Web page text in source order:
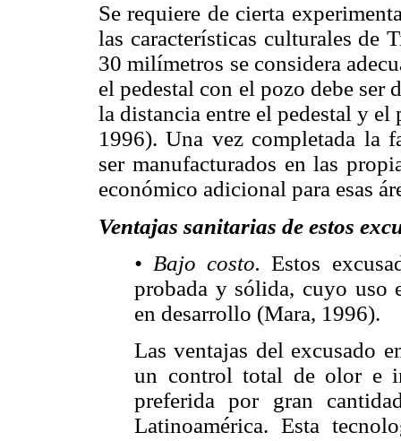
Se requiere de cierta
las características culturales de
30 milímetros se considera
el pedestal con el pozo debe ser
la distancia entre el pedestal y el
1996). Una vez completada la
ser manufacturados en las
económico adicional para esas
Ventajas sanitarias de estos
• Bajo costo. Estos
probada y sólida, cuyo uso
en desarrollo (Mara, 1996).
Las ventajas del excusado
un control total de olor e
preferida por gran
Latinoamérica. Esta